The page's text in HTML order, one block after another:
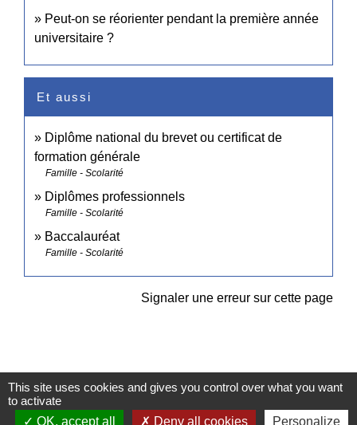
Peut-on se réorienter pendant la première année
universitaire ?
Et aussi
Diplôme national du brevet ou certificat de
formation générale
Famille - Scolarité
Diplômes professionnels
Famille - Scolarité
Baccalauréat
Famille - Scolarité
Signaler une erreur sur cette page
This site uses cookies and gives you control over what you want
to activate
OK, accept all
Deny all cookies Personalize